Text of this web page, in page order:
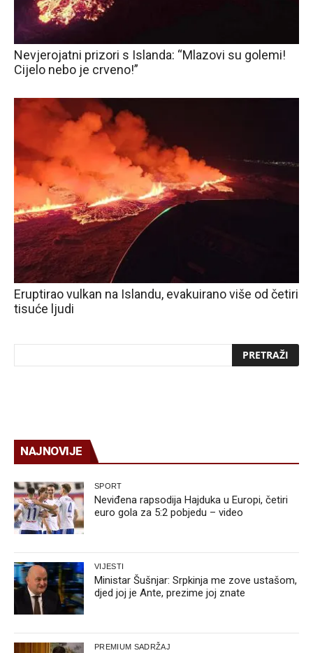
Nevjerojatni prizori s Islanda: “Mlazovi su golemi!
Cijelo nebo je crveno!”
Eruptirao vulkan na Islandu, evakuirano više od četiri
tisuće ljudi
NAJNOVIJE
SPORT
Neviđena rapsodija Hajduka u Europi, četiri
euro gola za 5:2 pobjedu – video
VIJESTI
Ministar Šušnjar: Srpkinja me zove ustašom,
djed joj je Ante, prezime joj znate
PREMIUM SADRŽAJ